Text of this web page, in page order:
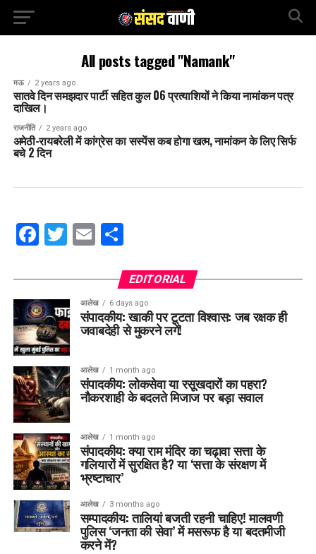
All posts tagged "Namank"
मऊ 2 years ago
सातवे दिन समझदार पार्टी सहित कुल 06 प्रत्याशियों ने किया नामांकन पत्र
दाखिल।
राजनीति 2 years ago
अमेठी-रायबरेली में कांग्रेस का सस्पेंस कब होगा खत्म, नामांकन के लिए सिर्फ
बचे 2 दिन
Facebook
Twitter
EmailShare
EDITORIAL
आलेख 6 days ago
संपादकीय: खाकी पर टूटता विश्वास: जब रक्षक ही
जवाबदेही से मुकरने लगें!
आलेख 1 month ago
संपादकीय: लोकसेवा या रसूखदारों का पहरा?
नौकरशाही के बदलते मिजाज पर बड़ा सवाल
आलेख 1 month ago
संपादकीय: क्या राम मंदिर का चढ़ावा सत्ता के
गलियारों में सुरक्षित है? या ‘सत्ता के संरक्षण में
भ्रष्टाचार’
आलेख 3 months ago
सम्पादकीय: तालियां बजती रहनी चाहिए! मालवणी
पुलिस ‘जनता की सेवा’ में मसरूफ है या बदतमीजी
करने में?